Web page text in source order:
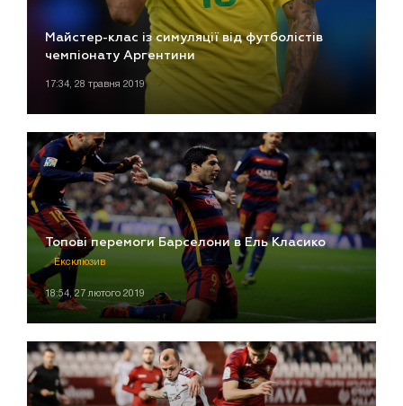
Майстер-клас із симуляції від футболістів
чемпіонату Аргентини
17:34, 28 травня 2019
Топові перемоги Барселони в Ель Класико
Ексклюзив
18:54, 27 лютого 2019